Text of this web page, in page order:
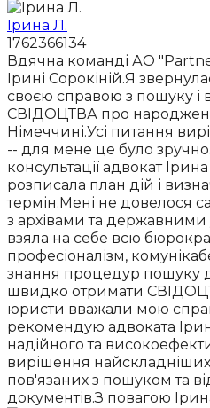
Ірина Л.
1762366134
Вдячна команді АО
Ірині Сорокіній.Я
своєю справою з пошуку і
СВІДОЦТВА про
Німеччині.Усі питання
-- для мене це було
консультації адвокат
розписала план дій і
термін.Мені не довелося
з архівами та
взяла на себе всю
професіоналізм,
знання процедур пошуку
швидко отримати
юристи вважали мою
рекомендую адвоката
надійного та
вирішення
пов'язаних з пошуком та
документів.З повагою